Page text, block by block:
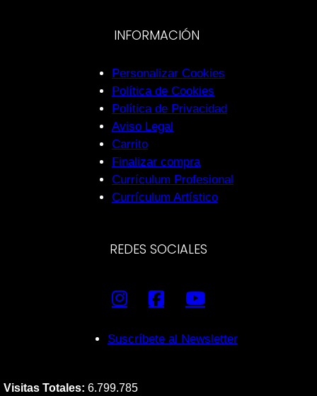
INFORMACIÓN
Personalizar Cookies
Política de Cookies
Política de Privacidad
Aviso Legal
Carrito
Finalizar compra
Currículum Profesional
Currículum Artístico
REDES SOCIALES
Suscríbete al Newsletter
Visitas Totales: 6.799.785